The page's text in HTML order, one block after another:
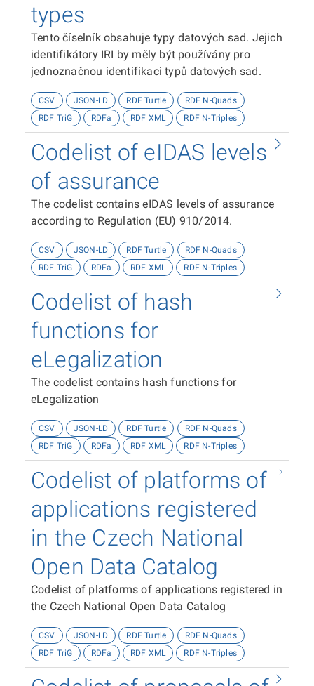
types
Tento číselník obsahuje typy datových sad. Jejich
identifikátory IRI by měly být používány pro
jednoznačnou identifikaci typů datových sad.
CSV JSON-LD RDF Turtle
RDF N-Quads
RDF TriG
RDFa RDF XML RDF N-Triples
Codelist of eIDAS levels
of assurance
The codelist contains eIDAS levels of assurance
according to Regulation (EU) 910/2014.
CSV JSON-LD RDF Turtle
RDF N-Quads
RDF TriG
RDFa RDF XML RDF N-Triples
Codelist of hash
functions for
eLegalization
The codelist contains hash functions for
eLegalization
CSV JSON-LD RDF Turtle
RDF N-Quads
RDF TriG
RDFa RDF XML RDF N-Triples
Codelist of platforms of
applications registered
in the Czech National
Open Data Catalog
Codelist of platforms of applications registered in
the Czech National Open Data Catalog
CSV JSON-LD RDF Turtle
RDF N-Quads
RDF TriG
RDFa RDF XML RDF N-Triples